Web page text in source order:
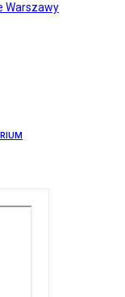
Warszawy